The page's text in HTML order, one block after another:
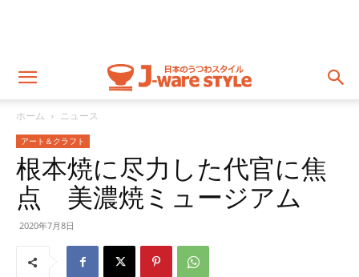
ホーム ニュース
アート＆クラフト
根本焼に尽力した代官に焦
点 美濃焼ミュージアム
2020年7月8日